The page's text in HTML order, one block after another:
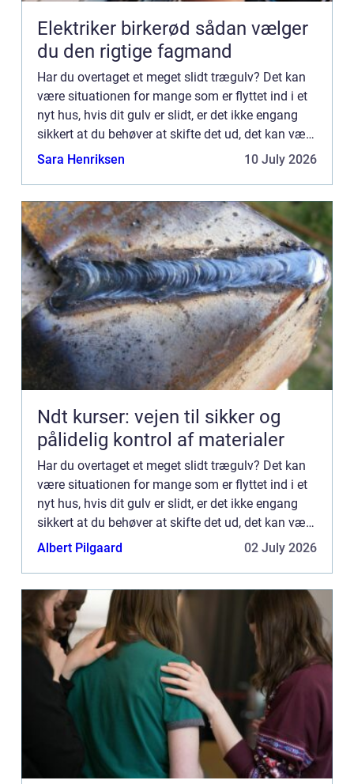
Elektriker birkerød sådan vælger
du den rigtige fagmand
Har du overtaget et meget slidt trægulv? Det kan
være situationen for mange som er flyttet ind i et
nyt hus, hvis dit gulv er slidt, er det ikke engang
sikkert at du behøver at skifte det ud, det kan være
du har behov for gulvafhøvling, i stedet for ...
Sara Henriksen 10 July 2026
Ndt kurser: vejen til sikker og
pålidelig kontrol af materialer
Har du overtaget et meget slidt trægulv? Det kan
være situationen for mange som er flyttet ind i et
nyt hus, hvis dit gulv er slidt, er det ikke engang
sikkert at du behøver at skifte det ud, det kan være
du har behov for gulvafhøvling, i stedet for ...
Albert Pilgaard 02 July 2026